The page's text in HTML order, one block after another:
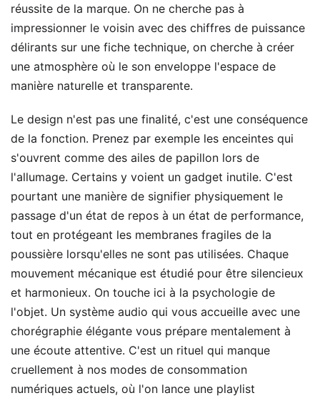
réussite de la marque. On ne cherche pas à
impressionner le voisin avec des chiffres de puissance
délirants sur une fiche technique, on cherche à créer
une atmosphère où le son enveloppe l'espace de
manière naturelle et transparente.
Le design n'est pas une finalité, c'est une conséquence
de la fonction. Prenez par exemple les enceintes qui
s'ouvrent comme des ailes de papillon lors de
l'allumage. Certains y voient un gadget inutile. C'est
pourtant une manière de signifier physiquement le
passage d'un état de repos à un état de performance,
tout en protégeant les membranes fragiles de la
poussière lorsqu'elles ne sont pas utilisées. Chaque
mouvement mécanique est étudié pour être silencieux
et harmonieux. On touche ici à la psychologie de
l'objet. Un système audio qui vous accueille avec une
chorégraphie élégante vous prépare mentalement à
une écoute attentive. C'est un rituel qui manque
cruellement à nos modes de consommation
numériques actuels, où l'on lance une playlist